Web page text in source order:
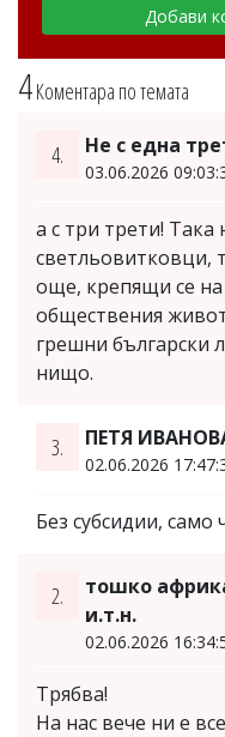
4Коментара по темата
4. Не с една
03.06.2026
а с три трети! Така
светльовитковци,
още, крепящи се
обществения
грешни български
нищо.
3. ПЕТЯ
02.06.2026
Без субсидии, само
2.
тошко
и.т.н.
02.06.2026
Трябва!
На нас вече ни е